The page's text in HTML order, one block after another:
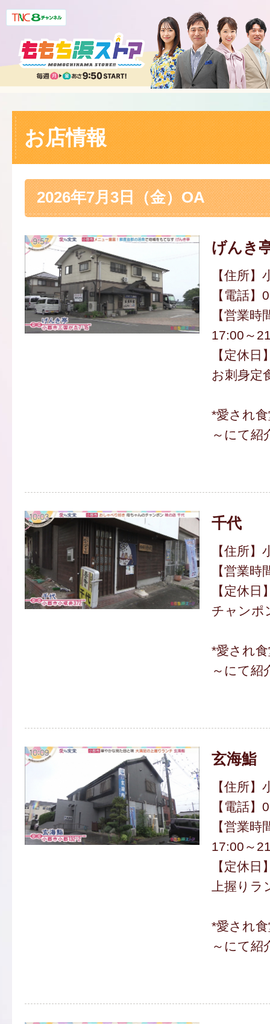
お店情報
2026年7月3日（金）OA
げんき
【住所
【電話
【営業
17:00～
【定休日
お刺身定
*愛され
～にて紹
千代
【住所
【営業
【定休日
チャンポ
*愛され
～にて紹
玄海鮨
【住所
【電話
【営業
17:00～
【定休
上握り
*愛され
～にて紹